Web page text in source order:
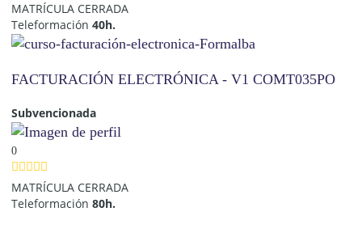
MATRÍCULA CERRADA
Teleformación40h.
FACTURACIÓN ELECTRÓNICA - V1 COMT035PO
Subvencionada
0
MATRÍCULA CERRADA
Teleformación80h.